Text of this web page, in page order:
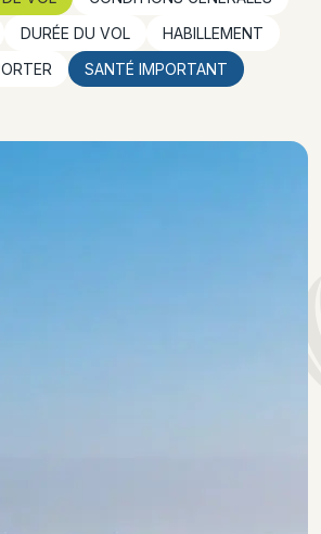
DURÉE DU VOL
HABILLEMENT
SANTÉ IMPORTANT